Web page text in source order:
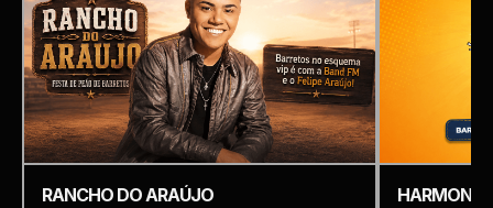
RANCHO DO ARAÚJO